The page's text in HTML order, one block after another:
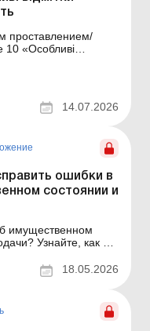
проставлением/
10 «Особливі
Детальнее см. в
14.07.2026
ошибки в
состоянии и
имущественном
Узнайте, как их
приложений к
Как известно,
18.05.2026